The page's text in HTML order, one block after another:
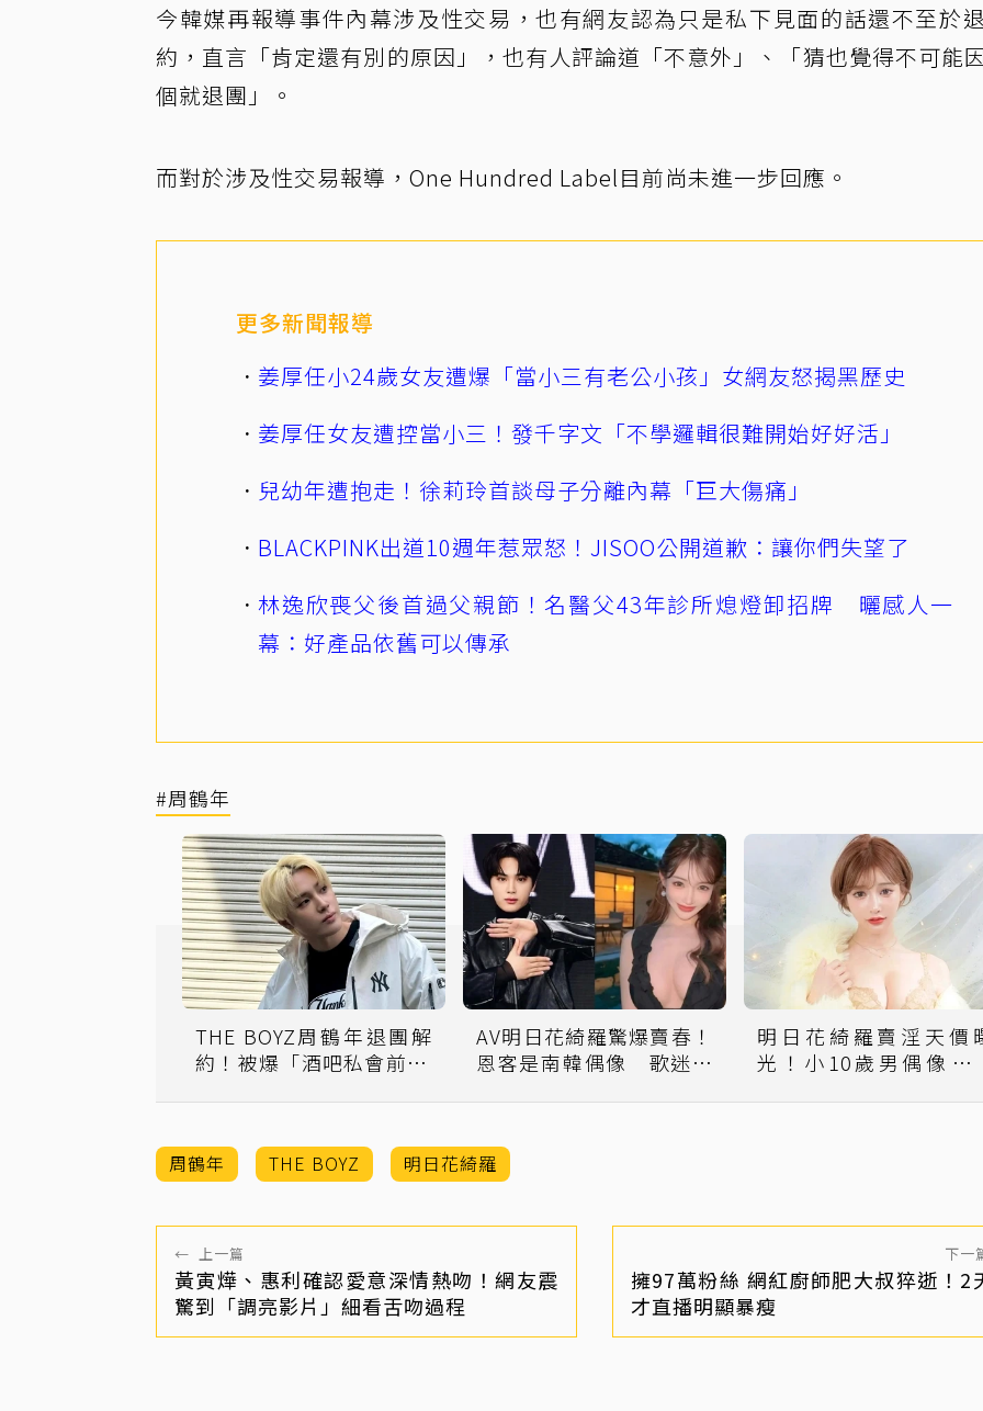
今韓媒再報導事件內幕涉及性交易，也有網友認為只是私下見面的話還不至於
約，直言「肯定還有別的原因」，也有人評論道「不意外」、「猜也覺得不可能
個就退團」。
而對於涉及性交易報導，One Hundred Label目前尚未進一步回應。
更多新聞報導
姜厚任小24歲女友遭爆「當小三有老公小孩」女網友怒揭黑歷史
姜厚任女友遭控當小三！發千字文「不學邏輯很難開始好好活」
兒幼年遭抱走！徐莉玲首談母子分離內幕「巨大傷痛」
BLACKPINK出道10週年惹眾怒！JISOO公開道歉：讓你們失望了
林逸欣喪父後首過父親節！名醫父43年診所熄燈卸招牌 曬感人一
幕：好產品依舊可以傳承
#周鶴年
THE BOYZ周鶴年退團解
約！被爆「酒吧私會前AV
AV明日花綺羅驚爆賣春！
恩客是南韓偶像 歌迷心
明日花綺羅賣淫天價
光！小10歲男偶像「付
周鶴年 THE BOYZ 明日花綺羅
← 上一篇
黃寅燁、惠利確認愛意深情熱吻！網友震
驚到「調亮影片」細看舌吻過程
下一
擁97萬粉絲 網紅廚師肥大叔猝逝！2
才直播明顯暴瘦